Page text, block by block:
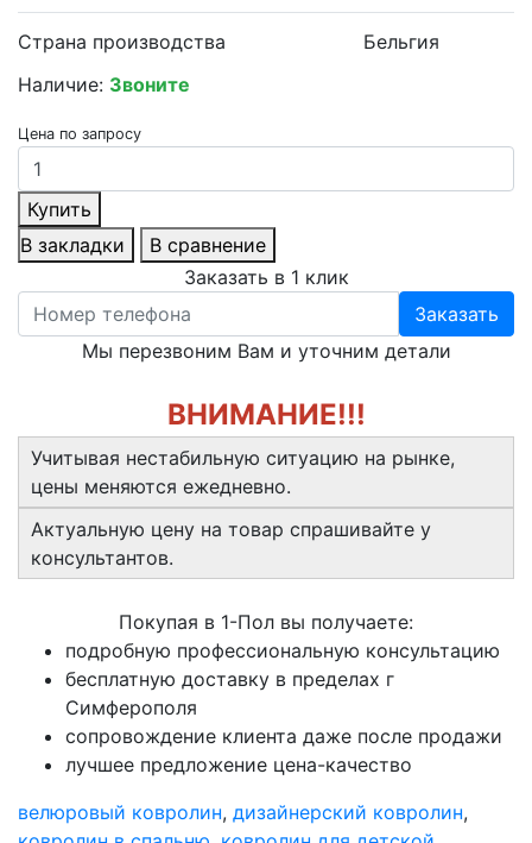
Страна производства
Бельгия
Наличие: Звоните
Цена по запросу
Купить
В закладки
В сравнение
Заказать в 1 клик
Заказать
Мы перезвоним Вам и уточним детали
ВНИМАНИЕ!!!
Учитывая нестабильную ситуацию на рынке,
цены меняются ежедневно.
Актуальную цену на товар спрашивайте у
консультантов.
Покупая в 1-Пол вы получаете:
подробную профессиональную консультацию
бесплатную доставку в пределах г
Симферополя
сопровождение клиента даже после продажи
лучшее предложение цена-качество
велюровый ковролин, дизайнерский ковролин,